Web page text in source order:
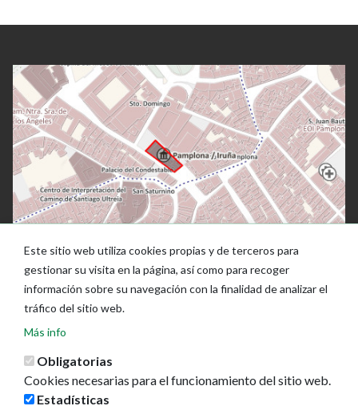
Este sitio web utiliza cookies propias y de terceros para
gestionar su visita en la página, así como para recoger
información sobre su navegación con la finalidad de analizar el
tráfico del sitio web.
Más info
Obligatorias
Cookies necesarias para el funcionamiento del sitio web.
Estadísticas